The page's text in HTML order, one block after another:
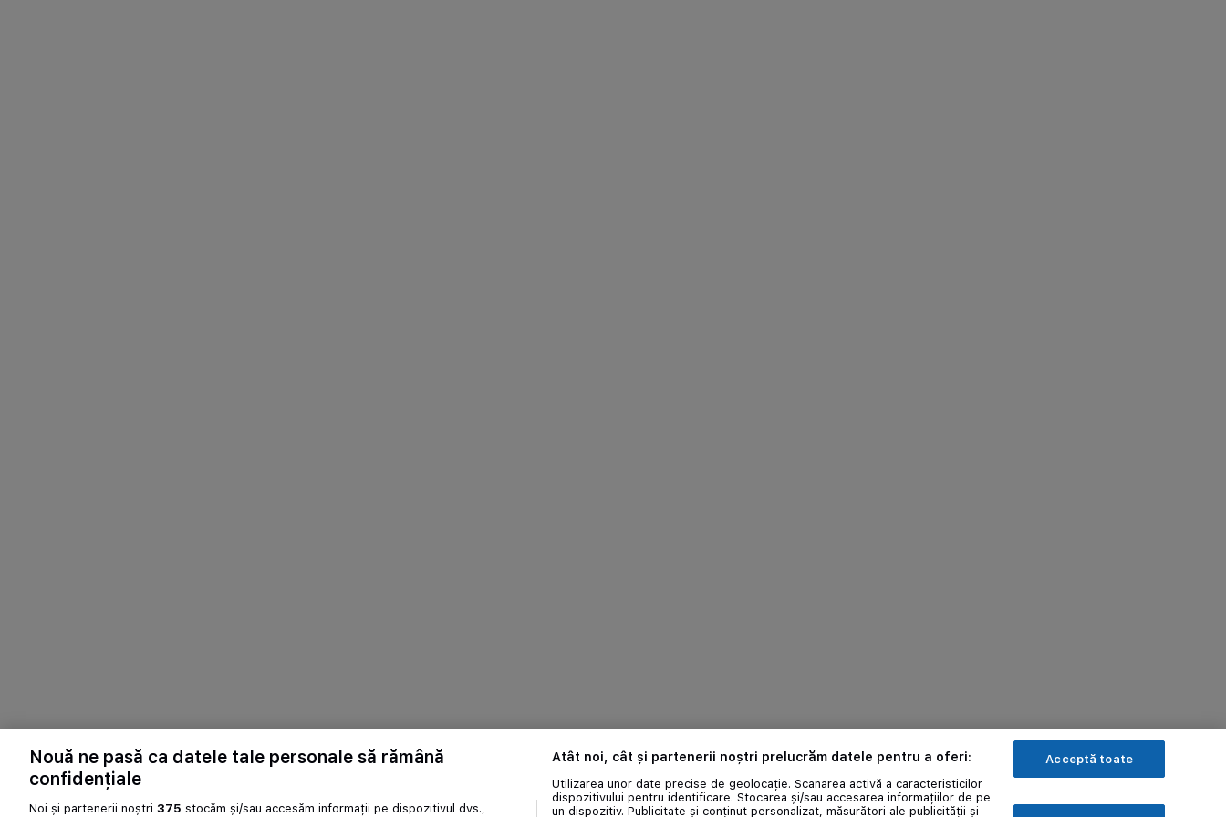
Nouă ne pasă ca datele tale personale să rămână
confidențiale
Noi și partenerii noștri 375 stocăm și/sau accesăm informații pe dispozitivul dvs.,
Atât noi, cât și partenerii noștri prelucrăm datele pentru a oferi:
Utilizarea unor date precise de geolocație. Scanarea activă a caracteristicilor
dispozitivului pentru identificare. Stocarea și/sau accesarea informațiilor de pe
un dispozitiv. Publicitate și conținut personalizat, măsurători ale publicității și
Acceptă toate